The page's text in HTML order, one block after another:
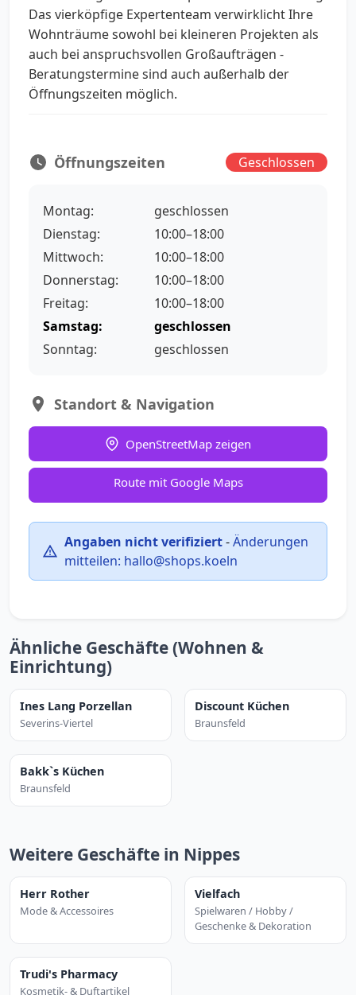
Das vierköpfige Expertenteam verwirklicht Ihre
Wohnträume sowohl bei kleineren Projekten als
auch bei anspruchsvollen Großaufträgen -
Beratungstermine sind auch außerhalb der
Öffnungszeiten möglich.
Öffnungszeiten Geschlossen
Montag:
geschlossen
Dienstag:
10:00–18:00
Mittwoch:
10:00–18:00
Donnerstag:
10:00–18:00
Freitag:
10:00–18:00
Samstag:
geschlossen
Sonntag:
geschlossen
Standort & Navigation
OpenStreetMap zeigen
Route mit Google Maps
Angaben nicht verifiziert-Änderungen
mitteilen: hallo@shops.koeln
Ähnliche Geschäfte (Wohnen &
Einrichtung)
Ines Lang Porzellan
Severins-Viertel
Discount Küchen
Braunsfeld
Bakk`s Küchen
Braunsfeld
Weitere Geschäfte in Nippes
Herr Rother
Mode & Accessoires
Vielfach
Spielwaren / Hobby /
Geschenke & Dekoration
Trudi's Pharmacy
Kosmetik- & Duftartikel